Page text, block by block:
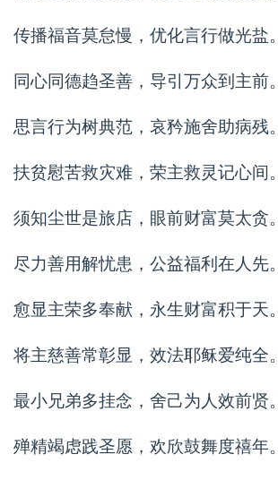
传播福音莫怠慢，优化言行做光盐。
同心同德趋圣善，导引万众到主前。
思言行为树典范，哀矜施舍助病残。
扶贫慰苦救灾难，荣主救灵记心间。
须知尘世是旅店，眼前财富莫太贪。
尽力善用解忧患，公益福利在人先。
愈显主荣多奉献，永生财富积于天。
将主慈善常彰显，效法耶稣爱纯全。
最小兄弟多挂念，舍己为人效前贤。
殚精竭虑践圣愿，欢欣鼓舞度禧年。